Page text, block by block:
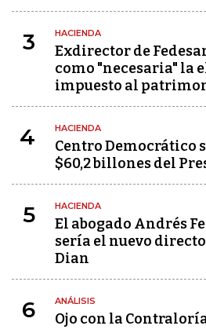
3 HACIENDA
Exdirector de
como "necesaria" la
impuesto al
4 HACIENDA
Centro Democrático
$60,2 billones del
5 HACIENDA
El abogado Andrés
sería el nuevo
Dian
6 ANÁLISIS
Ojo con la